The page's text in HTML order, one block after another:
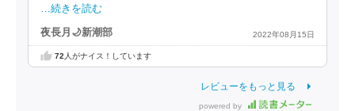
…続きを読む
夜長月🌙新潮部 2022年08月15日
72 人がナイス！しています
レビューをもっと見る
powered by